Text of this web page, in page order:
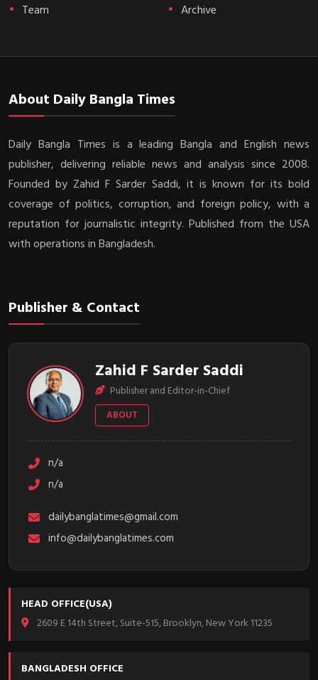
Team
Archive
About Daily Bangla Times
Daily Bangla Times is a leading Bangla and English news
publisher, delivering reliable news and analysis since 2008.
Founded by Zahid F Sarder Saddi, it is known for its bold
coverage of politics, corruption, and foreign policy, with a
reputation for journalistic integrity. Published from the USA
with operations in Bangladesh.
Publisher & Contact
Zahid F Sarder Saddi
Publisher and Editor-in-Chief
ABOUT
n/a
n/a
dailybanglatimes@gmail.com
info@dailybanglatimes.com
HEAD OFFICE(USA)
2609 E 14th Street, Suite-515, Brooklyn, New York 11235
BANGLADESH OFFICE